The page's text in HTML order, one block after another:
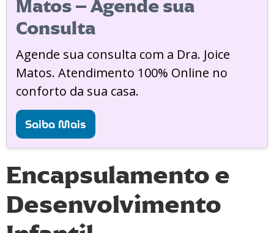
Matos – Agende sua
Consulta
Agende sua consulta com a Dra. Joice
Matos. Atendimento 100% Online no
conforto da sua casa.
Saiba Mais
Encapsulamento e
Desenvolvimento